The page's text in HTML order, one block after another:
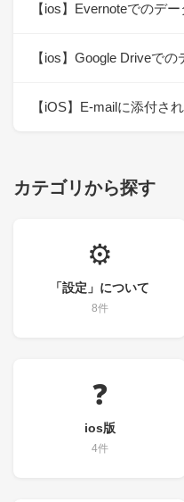
【ios】Evernoteでのデ
【ios】Google Driveで
【iOS】E-mailに添付さ
カテゴリから探す
⚙️
「設定」について
8件
❓
ios版
4件